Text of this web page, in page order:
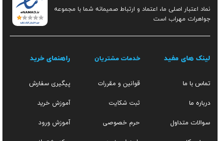
نماد اعتبار اصلی ما، اعتماد و ارتباط صمیمانه شما با مجموعه
جواهرات مهراب است
لینک های مفید
تماس با ما
درباره ما
سوالات متداول
خدمات مشتریان
قوانین و مقررات
ثبت شکایت
حرم خصوصی
راهنمای خرید
پیگیری سفارش
آموزش خرید
آموزش ورود